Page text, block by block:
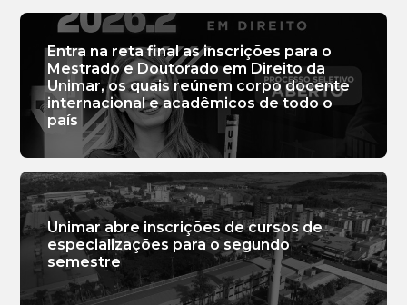
Entra na reta final as inscrições para o
Mestrado e Doutorado em Direito da
Unimar, os quais reúnem corpo docente
internacional e acadêmicos de todo o
país
Unimar abre inscrições de cursos de
especializações para o segundo
semestre